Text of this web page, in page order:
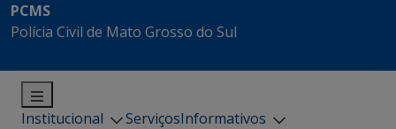
PCMS
Polícia Civil de Mato Grosso do Sul
Institucional ServiçosInformativos